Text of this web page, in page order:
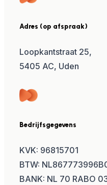
Adres (op afspraak)
Loopkantstraat 25,
5405 AC, Uden
Bedrijfsgegevens
KVK: 96815701
BTW:
BANK: NL 70 RABO